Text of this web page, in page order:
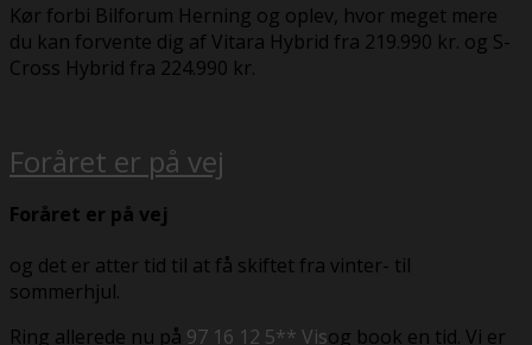
Kør forbi Bilforum Herning og oplev, hvor meget mere
du kan forvente dig af Vitara Hybrid fra 219.990 kr. og S-
Cross Hybrid fra 224.990 kr.
Foråret er på vej
Foråret er på vej
og det er atter tid til at få skiftet fra vinter- til
sommerhjul.
Ring allerede nu på 97 16 12 5** Visog book en tid. Vi er